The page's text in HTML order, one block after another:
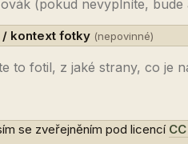
/ kontext fotky (nepovinné)
se zveřejněním pod licencí